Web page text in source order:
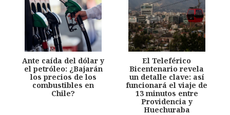
Ante caída del dólar y
el petróleo: ¿Bajarán
los precios de los
combustibles en
Chile?
El Teleférico
Bicentenario revela
un detalle clave: así
funcionará el viaje de
13 minutos entre
Providencia y
Huechuraba